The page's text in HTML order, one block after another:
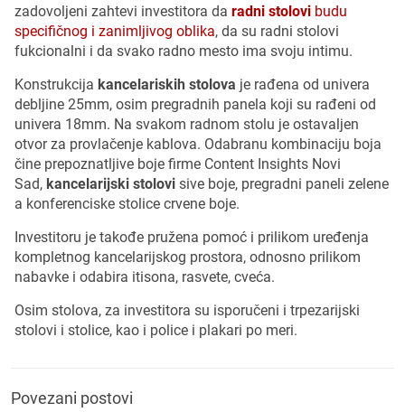
zadovoljeni zahtevi investitora daradni stolovi budu
specifičnog i zanimljivog oblika, da su radni stolovi
fukcionalni i da svako radno mesto ima svoju intimu.
Konstrukcija kancelariskih stolova je rađena od univera
debljine 25mm, osim pregradnih panela koji su rađeni od
univera 18mm. Na svakom radnom stolu je ostavaljen
otvor za provlačenje kablova. Odabranu kombinaciju boja
čine prepoznatljive boje firme Content Insights Novi
Sad, kancelarijski stolovi sive boje, pregradni paneli zelene
a konferenciske stolice crvene boje.
Investitoru je takođe pružena pomoć i prilikom uređenja
kompletnog kancelarijskog prostora, odnosno prilikom
nabavke i odabira itisona, rasvete, cveća.
Osim stolova, za investitora su isporučeni i trpezarijski
stolovi i stolice, kao i police i plakari po meri.
Povezani postovi